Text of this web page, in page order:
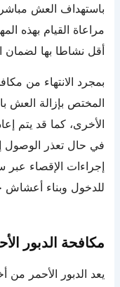
باستهداف العش
مراعاة القيام بهذه
أقل نشاطا بها لضمان
بمجرد الانتهاء من
المختص بإزالة العش
الأخرى، كما قد يتم
في حال تعذر الوصول
إجراءات الإقصاء عبر
للدخول وبناء أعشاش
مكافحة الدبور
يعد الدبور الأحمر من